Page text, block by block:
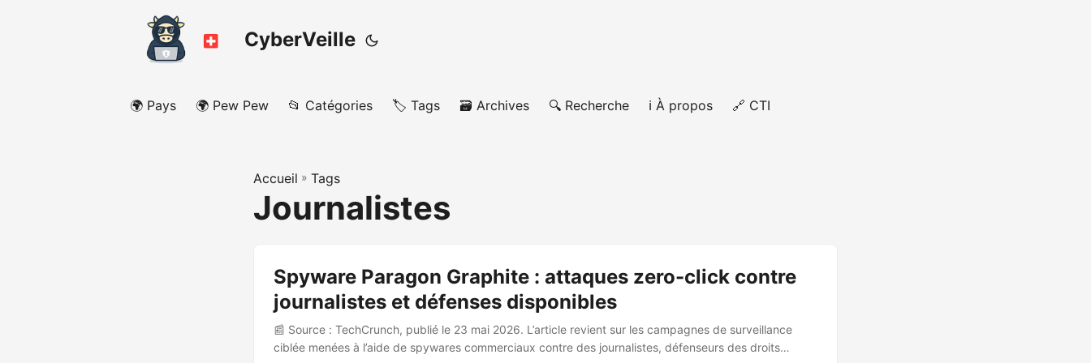
CyberVeille
🌍 Pays 🌍 Pew Pew 📂 Catégories 🏷️ Tags 🗃️ Archives 🔍 Recherche ℹ️ À propos 🔗 CTI
Accueil » Tags
Journalistes
Spyware Paragon Graphite : attaques zero-click contre
journalistes et défenses disponibles
📰 Source : TechCrunch, publié le 23 mai 2026. L’article revient sur les campagnes de surveillance
ciblée menées à l’aide de spywares commerciaux contre des journalistes, défenseurs des droits